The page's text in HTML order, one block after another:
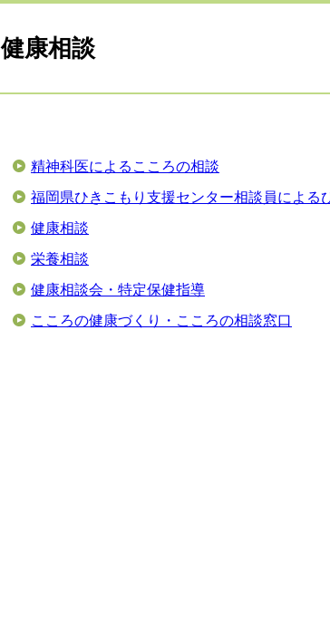
健康相談
精神科医によるこころの相談
福岡県ひきこもり支援センター相談員による
健康相談
栄養相談
健康相談会・特定保健指導
こころの健康づくり・こころの相談窓口